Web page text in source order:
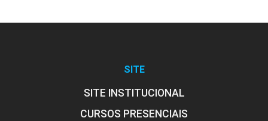
SITE
SITE INSTITUCIONAL
CURSOS PRESENCIAIS